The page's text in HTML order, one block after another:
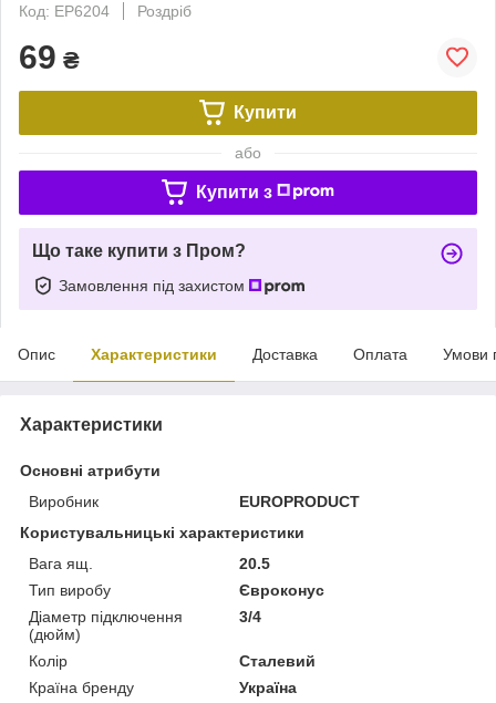
Код: EP6204
Роздріб
69 ₴
Купити
або
Купити з
Що таке купити з Пром?
Замовлення під захистом
Опис Характеристики Доставка Оплата Умови
Характеристики
Основні атрибути
Виробник
EUROPRODUCT
Користувальницькі характеристики
Вага ящ.
20.5
Тип виробу
Євроконус
Діаметр підключення
(дюйм)
3/4
Колір
Сталевий
Країна бренду
Україна